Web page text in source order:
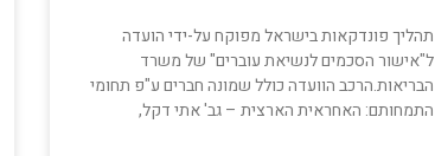
תהליך פונדקאות בישראל מפוקח על-ידי הועדה
ל"אישור הסכמים לנשיאת עוברים" של משרד
הבריאות.הרכב הוועדה כולל שמונה חברים ע"פ תחומי
התמחותם: האחראית הארצית – גב' אתי דקל,